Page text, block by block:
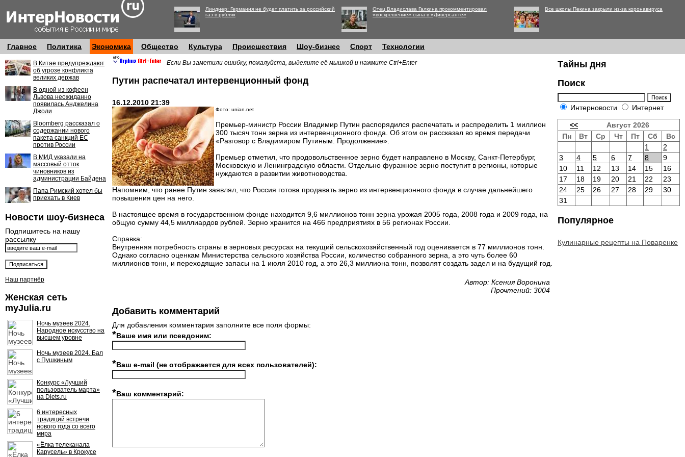
Линднер: Германия не будет платить за российский
газ в рублях
Отец Владислава Галкина прокомментировал
«воскрешение» сына в «Диверсанте»
Все школы Пекина закрыли из-за коронавируса
Главное Политика Экономика Общество Культура Происшествия Шоу-бизнес Спорт Технологии
В Китае предупреждают
об угрозе конфликта
великих держав
В одной из кофеен
Львова неожиданно
появилась Анджелина
Джоли
Bloomberg рассказал о
содержании нового
пакета санкций ЕС
против России
В МИД указали на
массовый отток
чиновников из
администрации Байдена
Папа Римский хотел бы
приехать в Киев
Новости шоу-бизнеса
Подпишитесь на нашу
рассылку
Наш партнёр
Женская сеть
myJulia.ru
Ночь музеев 2024.
Народное искусство на
высшем уровне
Ночь музеев 2024. Бал
с Пушкиным
Конкурс «Лучший
пользователь марта»
на Diets.ru
6 интересных
традиций встречи
нового года со всего
мира
«Ёлка телеканала
Карусель» в Крокусе
Если Вы заметили ошибку, пожалуйста, выделите её мышкой и нажмите Ctrl+Enter
Путин распечатал интервенционный фонд
16.12.2010 21:39
Фото: unian.net
Премьер-министр России Владимир Путин распорядился распечатать и распределить 1 миллион
300 тысяч тонн зерна из интервенционного фонда. Об этом он рассказал во время передачи
«Разговор с Владимиром Путиным. Продолжение».
Премьер отметил, что продовольственное зерно будет направлено в Москву, Санкт-Петербург,
Московскую и Ленинградскую области. Отдельно фуражное зерно поступит в регионы, которые
нуждаются в развитии животноводства.
Напомним, что ранее Путин заявлял, что Россия готова продавать зерно из интервенционного фонда в случае дальнейшего
повышения цен на него.
В настоящее время в государственном фонде находится 9,6 миллионов тонн зерна урожая 2005 года, 2008 года и 2009 года, на
общую сумму 44,5 миллиардов рублей. Зерно хранится на 466 предприятиях в 56 регионах России.
Справка:
Внутренняя потребность страны в зерновых ресурсах на текущий сельскохозяйственный год оценивается в 77 миллионов тонн.
Однако согласно оценкам Министерства сельского хозяйства России, количество собранного зерна, а это чуть более 60
миллионов тонн, и переходящие запасы на 1 июля 2010 год, а это 26,3 миллиона тонн, позволят создать задел и на будущий год.
Автор: Ксения Воронина
Прочтений: 3004
Добавить комментарий
Для добавления комментария заполните все поля формы:
*Ваше имя или псевдоним:
*Ваш e-mail (не отображается для всех пользователей):
*Ваш комментарий:
Тайны дня
Поиск
Интерновости Интернет
<<
Август 2026
Пн
Вт Ср Чт Пт Сб
Вс
1
2
3
4 5 6 7 8
9
10
11 12 13 14 15
16
17
18 19 20 21 22
23
24
25 26 27 28 29
30
31
Популярное
Кулинарные рецепты на Поваренке